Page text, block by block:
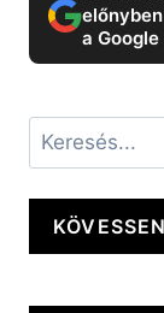
a
Keresés